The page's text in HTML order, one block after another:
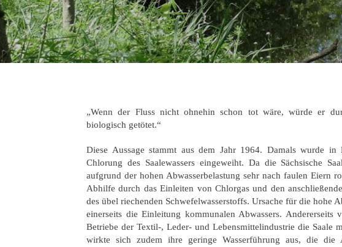
„Wenn der Fluss nicht ohnehin schon tot wäre, würde er
biologisch getötet.“
Diese Aussage stammt aus dem Jahr 1964. Damals wurde
Chlorung des Saalewassers eingeweiht. Da die Sächsische
aufgrund der hohen Abwasserbelastung sehr nach faulen Eiern
Abhilfe durch das Einleiten von Chlorgas und den
des übel riechenden Schwefelwasserstoffs. Ursache für die hohe
einerseits die Einleitung kommunalen Abwassers. Andererseits
Betriebe der Textil-, Leder- und Lebensmittelindustrie die Saale
wirkte sich zudem ihre geringe Wasserführung aus, die die